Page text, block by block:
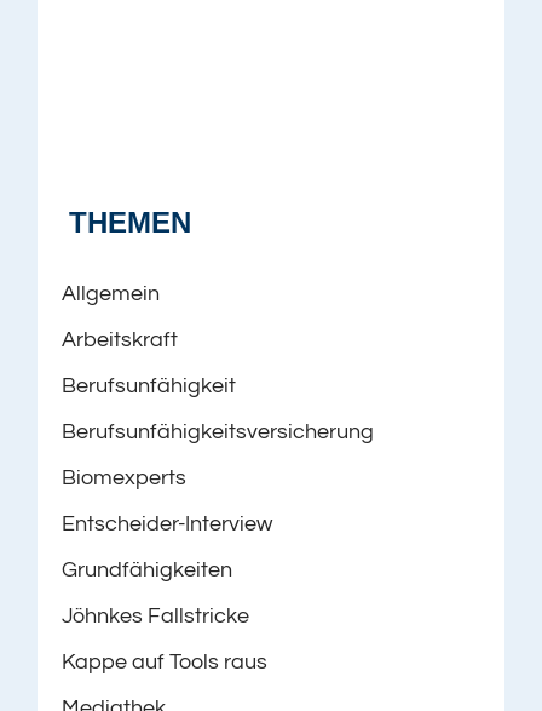
THEMEN
Allgemein
Arbeitskraft
Berufsunfähigkeit
Berufsunfähigkeitsversicherung
Biomexperts
Entscheider-Interview
Grundfähigkeiten
Jöhnkes Fallstricke
Kappe auf Tools raus